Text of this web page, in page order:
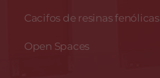
Cacifos de resinas fenólicas
Open Spaces